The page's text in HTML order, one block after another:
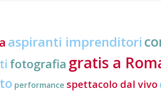
aspiranti imprenditori
fotografia gratis a
performance spettacolo dal vivo